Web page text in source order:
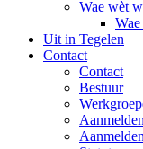
Wae wèt
Uit in Tegelen
Contact
Contact
Bestuur